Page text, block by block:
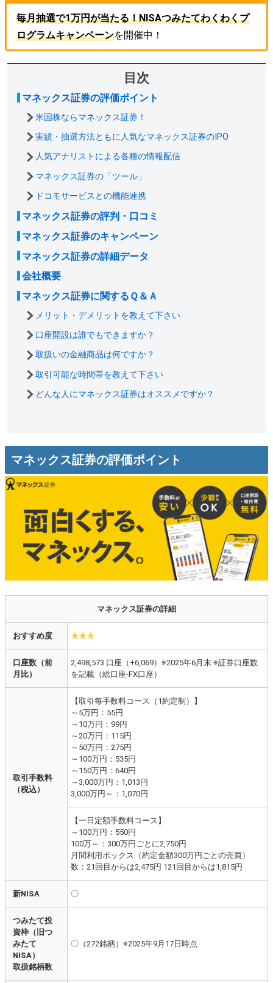
毎月抽選で1万円が当たる！NISAつみたてわくわくプ
ログラムキャンペーンを開催中！
目次
マネックス証券の評価ポイント
米国株ならマネックス証券！
実績・抽選方法ともに人気なマネックス証券のIPO
人気アナリストによる各種の情報配信
マネックス証券の「ツール」
ドコモサービスとの機能連携
マネックス証券の評判・口コミ
マネックス証券のキャンペーン
マネックス証券の詳細データ
会社概要
マネックス証券に関するＱ＆Ａ
メリット・デメリットを教えて下さい
口座開設は誰でもできますか？
取扱いの金融商品は何ですか？
取引可能な時間帯を教えて下さい
どんな人にマネックス証券はオススメですか？
マネックス証券の評価ポイント
マネックス証券の詳細
おすすめ度 ★★★
口座数（前
月比）
2,498,573 口座（+6,069）※2025年6月末 ※証券口座数
を記載（総口座-FX口座）
取引手数料
（税込）
【取引毎手数料コース（1約定制）】
～5万円：55円
～10万円：99円
～20万円：115円
～50万円：275円
～100万円：535円
～150万円：640円
～3,000万円：1,013円
3,000万円～：1,070円
【一日定額手数料コース】
～100万円：550円
100万～：300万円ごとに2,750円
月間利用ボックス（約定金額300万円ごとの売買）
数：21回目からは2,475円 121回目からは1,815円
新NISA 〇
つみたて投
資枠（旧つ
みたて
NISA）
取扱銘柄数
〇（272銘柄）※2025年9月17日時点